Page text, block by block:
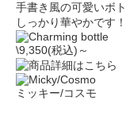
手書き風の可愛いボ
しっかり華やかです
\9,350(税込)～
ミッキー/コスモ